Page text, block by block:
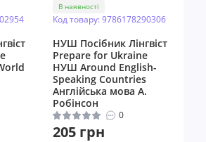
В наявності
Код товару: 9786178290306
НУШ Посібник Лінгвіст
Prepare for Ukraine
НУШ Around English-
Speaking Countries
Англійська мова А.
Робінсон
0
205 грн